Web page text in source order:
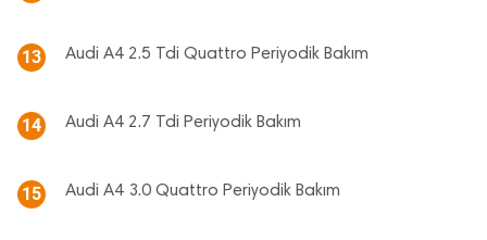
13 Audi A4 2.5 Tdi Quattro Periyodik Bakım
14 Audi A4 2.7 Tdi Periyodik Bakım
15 Audi A4 3.0 Quattro Periyodik Bakım